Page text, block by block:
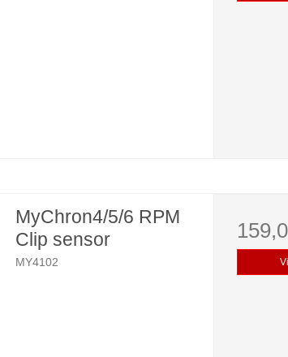
MyChron4/5/6 RPM
Clip sensor
MY4102